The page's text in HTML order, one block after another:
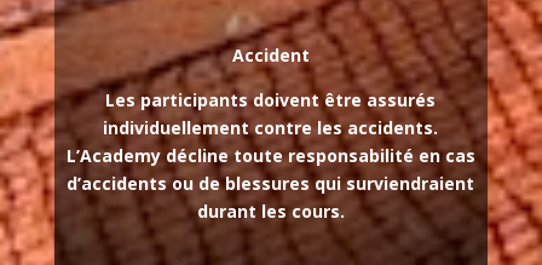
Accident
Les participants doivent être assurés
individuellement contre les accidents.
L’Academy décline toute responsabilité en cas
d’accidents ou de blessures qui surviendraient
durant les cours.